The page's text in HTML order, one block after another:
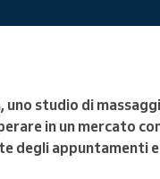
studio di
in un mercato
degli appuntamenti